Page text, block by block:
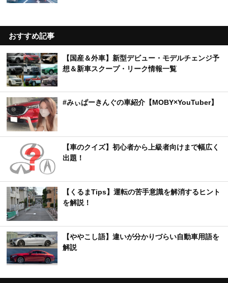
おすすめ記事
【国産＆外車】新型デビュー・モデルチェンジ予
想＆新車スクープ・リーク情報一覧
#みぃぱーきんぐの車紹介【MOBY×YouTuber】
【車のクイズ】初心者から上級者向けまで幅広く
出題！
【くるまTips】運転の苦手意識を解消するヒント
を解説！
【ややこし語】違いが分かりづらい自動車用語を
解説